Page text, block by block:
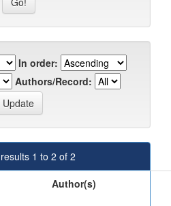
In order:
Authors/Record:
1 to 2 of 2
Author(s)